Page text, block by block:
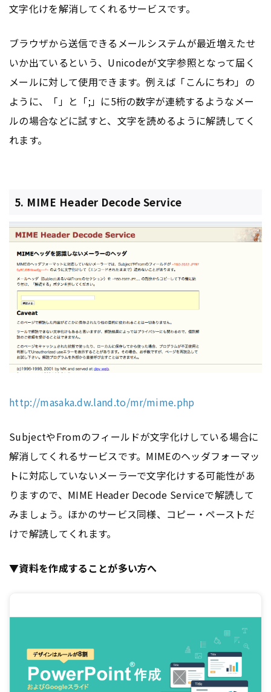
文字化けを解消してくれるサービスです。
ブラウザから送信できるメールシステムが最近増えたせ
いか出ているという、Unicodeが文字参照となって届く
メールに対して使用できます。例えば「こんにちわ」の
ように、「」と「;」に5桁の数字が連続するようなメー
ルの場合などに試すと、文字を読めるように解読してく
れます。
5. MIME Header Decode Service
http://masaka.dw.land.to/mr/mime.php
SubjectやFromのフィールドが文字化けしている場合に
解消してくれるサービスです。MIMEのヘッダフォーマッ
トに対応していないメーラーで文字化けする可能性があ
りますので、MIME Header Decode Serviceで解読して
みましょう。ほかのサービス同様、コピー・ペーストだ
けで解読してくれます。
▼資料を作成することが多い方へ